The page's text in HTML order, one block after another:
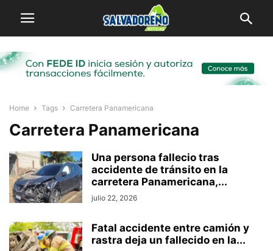
Home Tags Carretera Panamericana
Carretera Panamericana
Una persona fallecio tras
accidente de tránsito en la
carretera Panamericana,...
julio 22, 2026
Fatal accidente entre camión y
rastra deja un fallecido en la...